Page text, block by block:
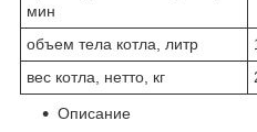
мин
объем тела котла, литр
вес котла, нетто, кг
Описание